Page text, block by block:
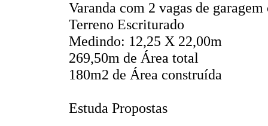
Varanda com 2 vagas de garagem
Terreno Escriturado
Medindo: 12,25 X 22,00m
269,50m de Área total
180m2 de Área construída
Estuda Propostas